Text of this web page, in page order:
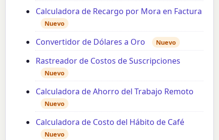
Calculadora de Recargo por Mora en Factura
Nuevo
Convertidor de Dólares a Oro Nuevo
Rastreador de Costos de Suscripciones
Nuevo
Calculadora de Ahorro del Trabajo Remoto
Nuevo
Calculadora de Costo del Hábito de Café
Nuevo